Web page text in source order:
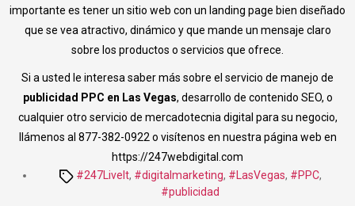
importante es tener un sitio web con un landing page bien diseñado
que se vea atractivo, dinámico y que mande un mensaje claro
sobre los productos o servicios que ofrece.
Si a usted le interesa saber más sobre el servicio de manejo de
publicidad PPC en Las Vegas, desarrollo de contenido SEO, o
cualquier otro servicio de mercadotecnia digital para su negocio,
llámenos al 877-382-0922 o visítenos en nuestra página web en
https://247webdigital.com
Tags#247LiveIt, #digitalmarketing, #LasVegas, #PPC,
#publicidad